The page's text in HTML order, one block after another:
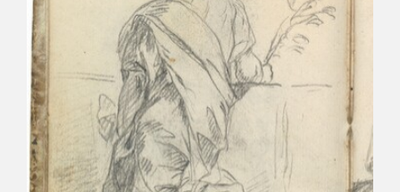
CONTACT
EXPOSICIONES